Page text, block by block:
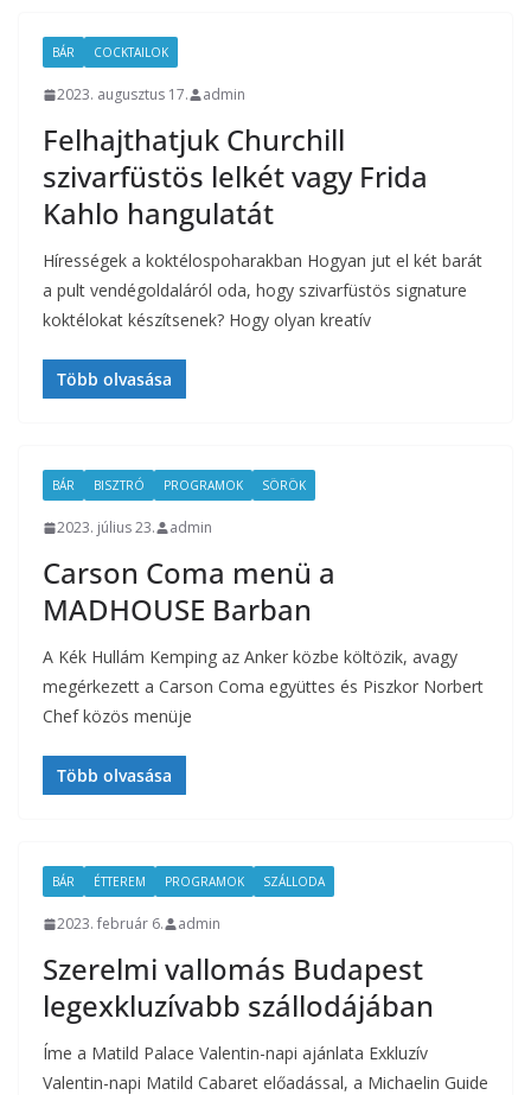
BÁR COCKTAILOK
2023. augusztus 17. admin
Felhajthatjuk Churchill
szivarfüstös lelkét vagy Frida
Kahlo hangulatát
Hírességek a koktélospoharakban Hogyan jut el két barát
a pult vendégoldaláról oda, hogy szivarfüstös signature
koktélokat készítsenek? Hogy olyan kreatív
Több olvasása
BÁR BISZTRÓ PROGRAMOK SÖRÖK
2023. július 23. admin
Carson Coma menü a
MADHOUSE Barban
A Kék Hullám Kemping az Anker közbe költözik, avagy
megérkezett a Carson Coma együttes és Piszkor Norbert
Chef közös menüje
Több olvasása
BÁR ÉTTEREM PROGRAMOK SZÁLLODA
2023. február 6. admin
Szerelmi vallomás Budapest
legexkluzívabb szállodájában
Íme a Matild Palace Valentin-napi ajánlata Exkluzív
Valentin-napi Matild Cabaret előadással, a Michaelin Guide